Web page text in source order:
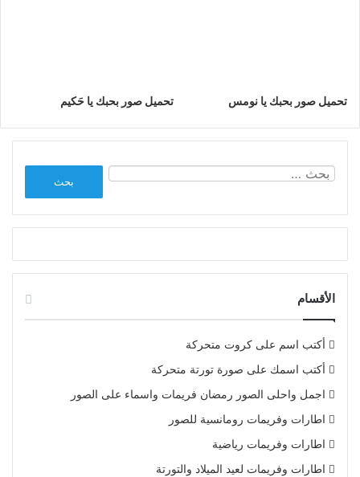
تحميل صور بحبك يا نومس تحميل صور بحبك يا حَكيم
الأقسام
أكتب اسم على كروت متحركة
أكتب اسمك على صورة تورتة متحركة
اجمل واحلى الصور رمضان فريمات واسماء على الصور
اطارات وفريمات رومانسية للصور
اطارات وفريمات رياضية
اطارات وفريمات لعيد الميلاد والتورتة